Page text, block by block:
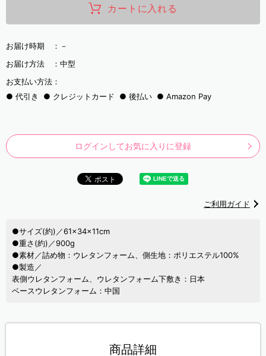
カートに入れる
お届け時期 ： －
お届け方法 ： 中型
お支払い方法：
代引き
クレジットカード 後払い Amazon Pay
ログインしてお気に入りに登録
ご利用ガイド
●サイズ(約)／61×34×11cm
●重さ(約)／900g
●素材／詰め物：ウレタンフォーム、側生地：ポリエステル100%
●製造／
表側ウレタンフォーム、ウレタンフォーム下敷き：日本
ベースウレタンフォーム：中国
商品詳細